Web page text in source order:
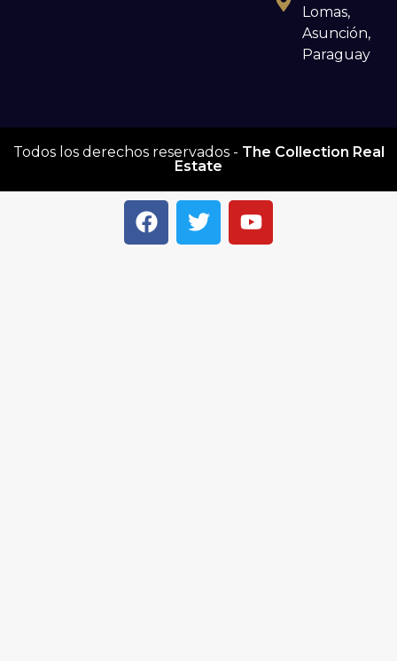
Lomas,
Asunción,
Paraguay
Todos los derechos reservados - The Collection Real
Estate